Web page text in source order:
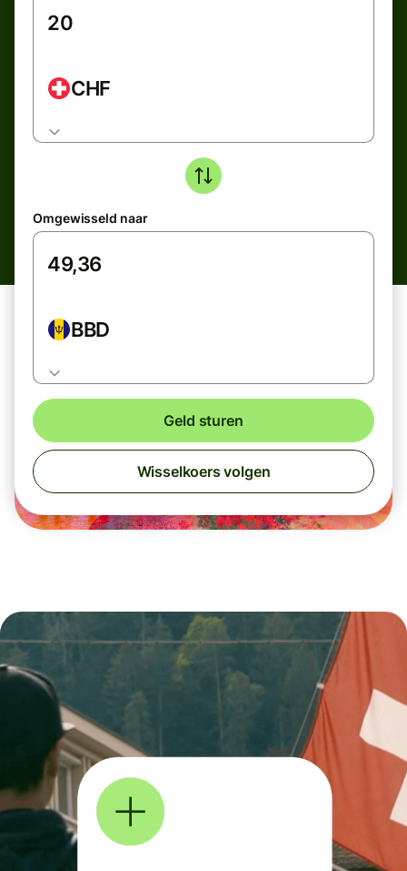
CHF
Omgewisseld naar
BBD
Geld sturen
Wisselkoers volgen